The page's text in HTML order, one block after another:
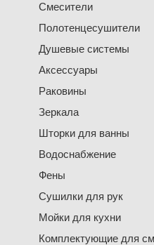
Смесители
Полотенцесушители
Душевые системы
Аксессуары
Раковины
Зеркала
Шторки для ванны
Водоснабжение
Фены
Сушилки для рук
Мойки для кухни
Комплектующие для